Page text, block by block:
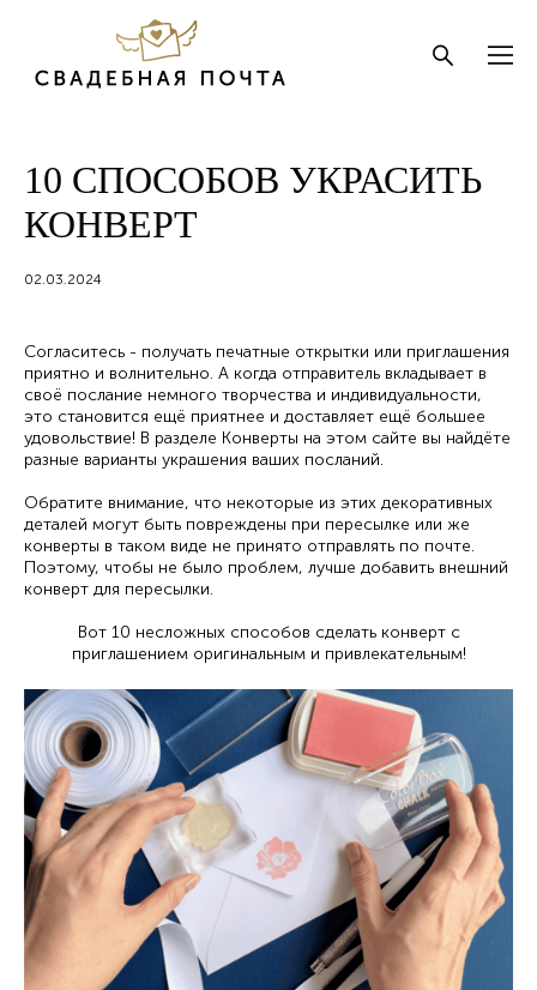
10 СПОСОБОВ УКРАСИТЬ
КОНВЕРТ
02.03.2024
Согласитесь - получать печатные открытки или приглашения
приятно и волнительно. А когда отправитель вкладывает в
своё послание немного творчества и индивидуальности,
это становится ещё приятнее и доставляет ещё большее
удовольствие! В разделе Конверты на этом сайте вы найдёте
разные варианты украшения ваших посланий.
Обратите внимание, что некоторые из этих декоративных
деталей могут быть повреждены при пересылке или же
конверты в таком виде не принято отправлять по почте.
Поэтому, чтобы не было проблем, лучше добавить внешний
конверт для пересылки.
Вот 10 несложных способов сделать конверт с
приглашением оригинальным и привлекательным!